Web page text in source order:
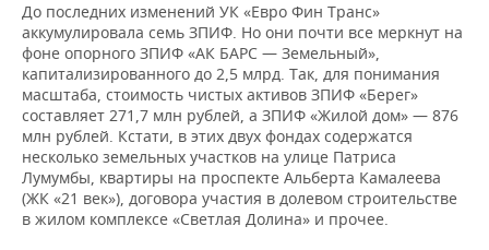
До последних изменений УК «Евро Фин Транс»
аккумулировала семь ЗПИФ. Но они почти все меркнут на
фоне опорного ЗПИФ «АК БАРС — Земельный»,
капитализированного до 2,5 млрд. Так, для понимания
масштаба, стоимость чистых активов ЗПИФ «Берег»
составляет 271,7 млн рублей, а ЗПИФ «Жилой дом» — 876
млн рублей. Кстати, в этих двух фондах содержатся
несколько земельных участков на улице Патриса
Лумумбы, квартиры на проспекте Альберта Камалеева
(ЖК «21 век»), договора участия в долевом строительстве
в жилом комплексе «Светлая Долина» и прочее.